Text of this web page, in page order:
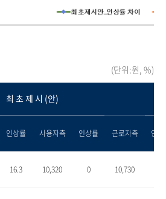
(단위:원, %)
최 초 제 시 (안)
인상률 사용자측 인상률 근로자측 인
16.3 10,320 0 10,730